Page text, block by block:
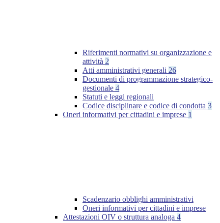
Riferimenti normativi su organizzazione e
attività 2
Atti amministrativi generali 26
Documenti di programmazione strategico-
gestionale 4
Statuti e leggi regionali
Codice disciplinare e codice di condotta 3
Oneri informativi per cittadini e imprese 1
Scadenzario obblighi amministrativi
Oneri informativi per cittadini e imprese
Attestazioni OIV o struttura analoga 4